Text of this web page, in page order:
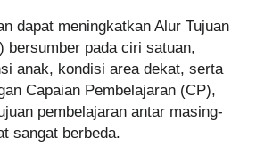
dapat meningkatkan Alur Tujuan
bersumber pada ciri satuan,
anak, kondisi area dekat, serta
Capaian Pembelajaran (CP),
pembelajaran antar masing-
sangat berbeda.